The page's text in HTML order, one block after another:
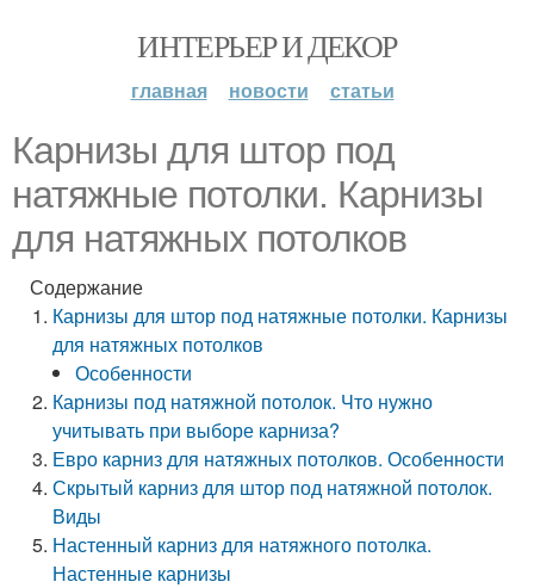
ИНТЕРЬЕР И ДЕКОР
главная новости статьи
Карнизы для штор под
натяжные потолки. Карнизы
для натяжных потолков
Содержание
Карнизы для штор под натяжные потолки. Карнизы
для натяжных потолков
Особенности
Карнизы под натяжной потолок. Что нужно
учитывать при выборе карниза?
Евро карниз для натяжных потолков. Особенности
Скрытый карниз для штор под натяжной потолок.
Виды
Настенный карниз для натяжного потолка.
Настенные карнизы